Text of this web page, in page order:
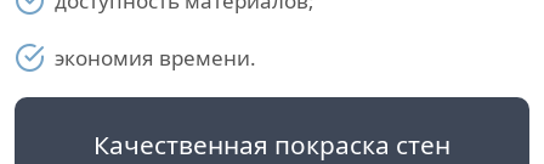
экономия времени.
Качественная покраска стен